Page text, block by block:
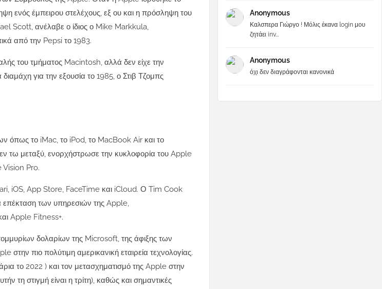
ενός έμπειρου στελέχους, εξ ου και η πρόσληψη του
Scott, ανέλαβε ο ίδιος ο Mike Markkula,
από την Pepsi το 1983.
του τμήματος Macintosh, αλλά δεν είχε την
για την εξουσία το 1985, ο Στιβ Τζομπς
όπως το iMac, το iPod, το MacBook Air και το
τω μεταξύ, ενορχήστρωσε την κυκλοφορία του Apple
Vision Pro.
iOS, App Store, FaceTime και iCloud. Ο Tim Cook
των υπηρεσιών της Apple,
Apple Fitness+.
δολαρίων της Microsoft, της άφιξης των
πιο πολύτιμη αμερικανική εταιρεία τεχνολογίας.
το 2022 ) και τον μετασχηματισμό της Apple στην
τη στιγμή είναι η τρίτη), καθώς και σημαντικές
Anonymous
Καλσπερα Γιώργο ! Μόλις έκανα login μου
ζητάει inv...
Anonymous
όχι δεν διαγράφονται κανονικά